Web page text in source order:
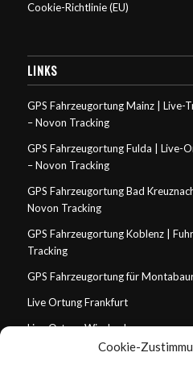
Cookie-
Cookie-Richtlinie (EU)
LINKS
GPS Fahrzeugortung Mainz | Live-
– Novon Tracking
GPS Fahrzeugortung Fulda | Live-
– Novon Tracking
GPS Fahrzeugortung Bad
Novon Tracking
GPS Fahrzeugortung Koblenz |
Tracking
GPS Fahrzeugortung für
Live Ortung Frankfurt
Live Ortung Wiesbaden
Live Ortung Mainz